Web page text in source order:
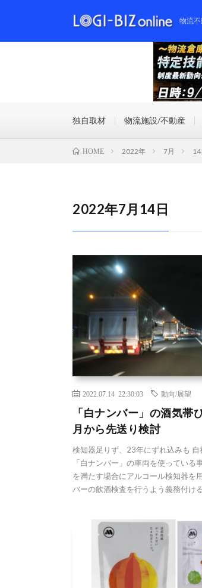
物流
独自取材 物流施設/不動産
HOME 2022年 7月 14
2022年7月14日
2022.07.14 22:30:03 動向/展望
「白ナンバー」の酒気帯
月から先送り検討
検知器足りず、23年にずれ込みも
「白ナンバー」の車両を使っている
を満たす場合にアルコール検知器を
バーの飲酒検査を行うよう義務付け